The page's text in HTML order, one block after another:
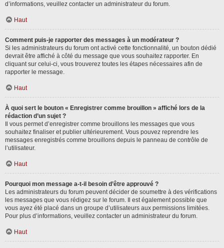
d’informations, veuillez contacter un administrateur du forum.
Haut
Comment puis-je rapporter des messages à un modérateur ?
Si les administrateurs du forum ont activé cette fonctionnalité, un bouton dédié
devrait être affiché à côté du message que vous souhaitez rapporter. En
cliquant sur celui-ci, vous trouverez toutes les étapes nécessaires afin de
rapporter le message.
Haut
À quoi sert le bouton « Enregistrer comme brouillon » affiché lors de la
rédaction d’un sujet ?
Il vous permet d’enregistrer comme brouillons les messages que vous
souhaitez finaliser et publier ultérieurement. Vous pouvez reprendre les
messages enregistrés comme brouillons depuis le panneau de contrôle de
l’utilisateur.
Haut
Pourquoi mon message a-t-il besoin d’être approuvé ?
Les administrateurs du forum peuvent décider de soumettre à des vérifications
les messages que vous rédigez sur le forum. Il est également possible que
vous ayez été placé dans un groupe d’utilisateurs aux permissions limitées.
Pour plus d’informations, veuillez contacter un administrateur du forum.
Haut